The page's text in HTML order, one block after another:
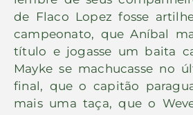
de Flaco Lopez fosse
campeonato, que Aníbal
título e jogasse um baita
Mayke se machucasse no
final, que o capitão
mais uma taça, que o